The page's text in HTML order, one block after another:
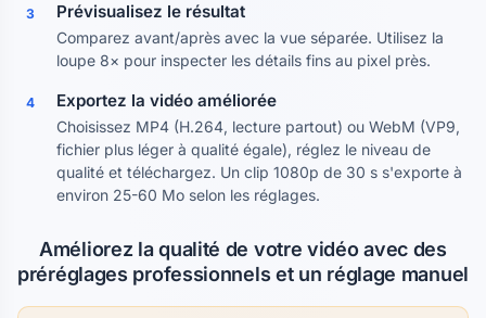
3 Prévisualisez le résultat
Comparez avant/après avec la vue séparée. Utilisez la
loupe 8× pour inspecter les détails fins au pixel près.
4 Exportez la vidéo améliorée
Choisissez MP4 (H.264, lecture partout) ou WebM (VP9,
fichier plus léger à qualité égale), réglez le niveau de
qualité et téléchargez. Un clip 1080p de 30 s s'exporte à
environ 25-60 Mo selon les réglages.
Améliorez la qualité de votre vidéo avec des
préréglages professionnels et un réglage manuel